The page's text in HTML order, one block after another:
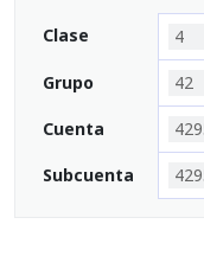
Clase 4
Grupo 42
Cuenta
Subcuenta